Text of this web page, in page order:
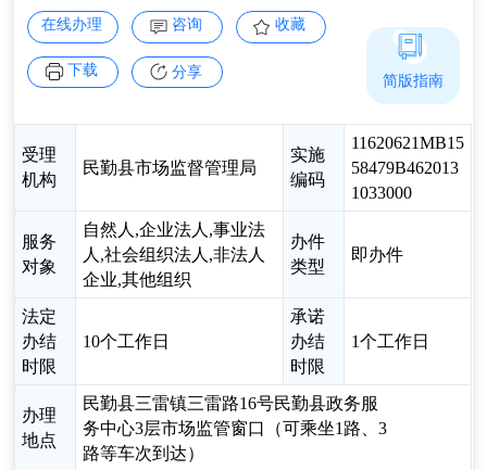
在线办理 咨询 收藏
下载 分享
受理
机构
民勤县市场监督管理局
实施
编码
11620621MB15
58479B462013
1033000
服务
对象
自然人,企业法人,事业法
人,社会组织法人,非法人
企业,其他组织
办件
类型
即办件
法定
办结
时限
10个工作日
承诺
办结
时限
1个工作日
办理
地点
民勤县三雷镇三雷路16号民勤县政务服
务中心3层市场监管窗口（可乘坐1路、3
路等车次到达）
简版指南